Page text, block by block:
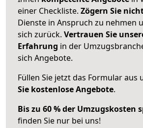
einer Checkliste. Zögern Sie
Dienste in Anspruch zu nehmen
sich zurück. Vertrauen Sie
Erfahrung in der
sich Angebote.
Füllen Sie jetzt das Formular aus
Sie kostenlose Angebote.
Bis zu 60 % der Umzugskosten
finden Sie nur bei uns!